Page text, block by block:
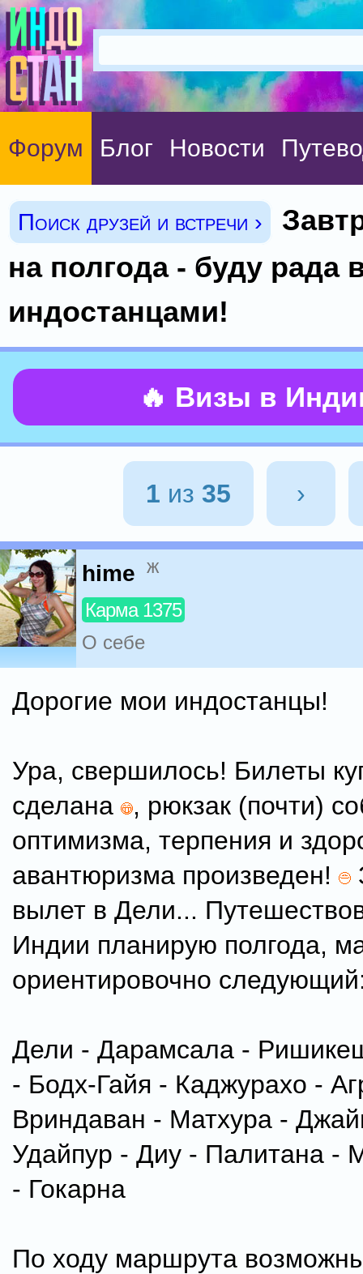
Форум Блог Новости
Поиск друзей и встречи ›
на полгода - буду рада
индостанцами!
🔥 Визы в
1 из 35 ›
hime ж
Карма 1375
О себе
Дорогие мои индостанцы!
Ура, свершилось! Билеты
сделана
, рюкзак (почти)
оптимизма, терпения и
авантюризма произведен!
вылет в Дели...
Индии планирую полгода,
ориентировочно
Дели - Дарамсала -
- Бодх-Гайя - Каджурахо -
Вриндаван - Матхура -
Удайпур - Диу - Палитана -
- Гокарна
По ходу маршрута